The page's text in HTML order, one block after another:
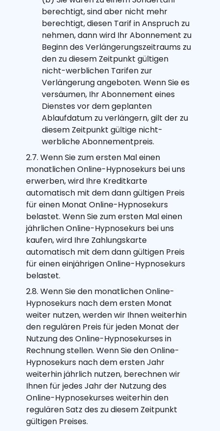
berechtigt, sind aber nicht mehr
berechtigt, diesen Tarif in Anspruch zu
nehmen, dann wird Ihr Abonnement zu
Beginn des Verlängerungszeitraums zu
den zu diesem Zeitpunkt gültigen
nicht-werblichen Tarifen zur
Verlängerung angeboten. Wenn Sie es
versäumen, Ihr Abonnement eines
Dienstes vor dem geplanten
Ablaufdatum zu verlängern, gilt der zu
diesem Zeitpunkt gültige nicht-
werbliche Abonnementpreis.
2.7. Wenn Sie zum ersten Mal einen
monatlichen Online-Hypnosekurs bei uns
erwerben, wird Ihre Kreditkarte
automatisch mit dem dann gültigen Preis
für einen Monat Online-Hypnosekurs
belastet. Wenn Sie zum ersten Mal einen
jährlichen Online-Hypnosekurs bei uns
kaufen, wird Ihre Zahlungskarte
automatisch mit dem dann gültigen Preis
für einen einjährigen Online-Hypnosekurs
belastet.
2.8. Wenn Sie den monatlichen Online-
Hypnosekurs nach dem ersten Monat
weiter nutzen, werden wir Ihnen weiterhin
den regulären Preis für jeden Monat der
Nutzung des Online-Hypnosekurses in
Rechnung stellen. Wenn Sie den Online-
Hypnosekurs nach dem ersten Jahr
weiterhin jährlich nutzen, berechnen wir
Ihnen für jedes Jahr der Nutzung des
Online-Hypnosekurses weiterhin den
regulären Satz des zu diesem Zeitpunkt
gültigen Preises.